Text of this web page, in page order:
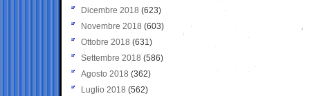
Dicembre 2018 (623)
Novembre 2018 (603)
Ottobre 2018 (631)
Settembre 2018 (586)
Agosto 2018 (362)
Luglio 2018 (562)